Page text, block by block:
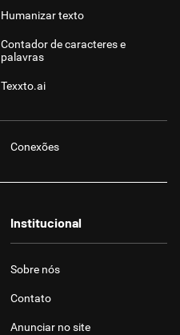
Humanizar texto
Contador de caracteres e
palavras
Texxto.ai
Conexões
Institucional
Sobre nós
Contato
Anunciar no site